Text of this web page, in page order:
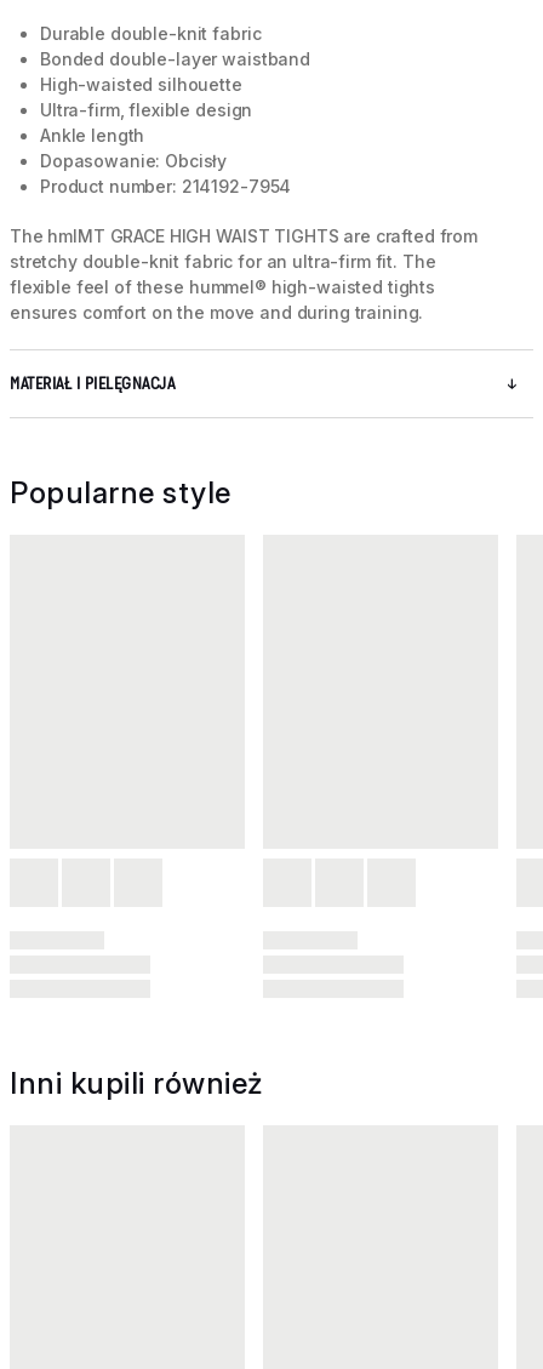
Durable double-knit fabric
Bonded double-layer waistband
High-waisted silhouette
Ultra-firm, flexible design
Ankle length
Dopasowanie: Obcisły
Product number: 214192-7954
The hmlMT GRACE HIGH WAIST TIGHTS are crafted from
stretchy double-knit fabric for an ultra-firm fit. The
flexible feel of these hummel® high-waisted tights
ensures comfort on the move and during training.
MATERIAŁ I PIELĘGNACJA
Popularne style
Inni kupili również